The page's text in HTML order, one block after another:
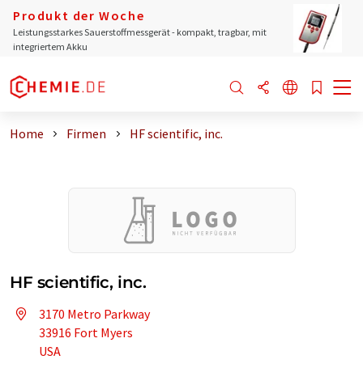
Produkt der Woche
Leistungsstarkes Sauerstoffmessgerät - kompakt, tragbar, mit
integriertem Akku
Home Firmen HF scientific, inc.
HF scientific, inc.
3170 Metro Parkway
33916 Fort Myers
USA